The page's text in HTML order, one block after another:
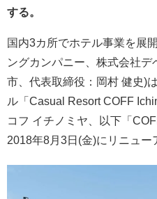
する。
国内3カ所でホテル事業を展
ングカンパニー、株式会社デ
市、代表取締役：岡村 健史)
ル「Casual Resort COFF
コフ イチノミヤ、以下「
2018年8月3日(金)にリニュー